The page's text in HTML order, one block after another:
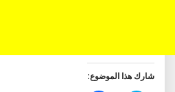
شارك هذا الموضوع: